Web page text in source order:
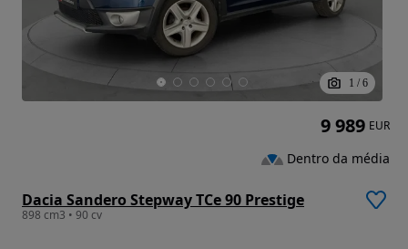
1 / 6
Dacia Sandero Stepway TCe 90 Prestige
898 cm3 • 90 cv
9 989 EUR
Dentro da média